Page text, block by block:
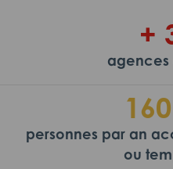
+
agences
personnes par an
ou